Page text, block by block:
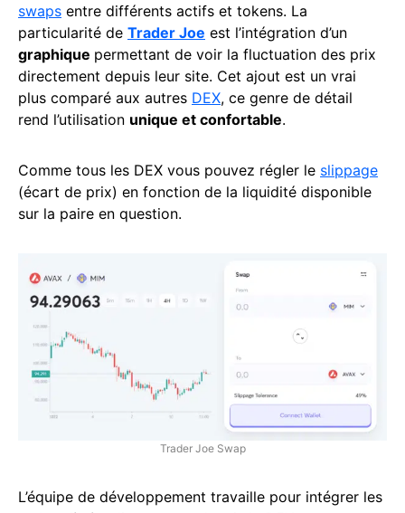
swaps entre différents actifs et tokens. La
particularité de Trader Joe est l’intégration d’un
graphique permettant de voir la fluctuation des prix
directement depuis leur site. Cet ajout est un vrai
plus comparé aux autres DEX, ce genre de détail
rend l’utilisation unique et confortable.
Comme tous les DEX vous pouvez régler le slippage
(écart de prix) en fonction de la liquidité disponible
sur la paire en question.
Trader Joe Swap
L’équipe de développement travaille pour intégrer les